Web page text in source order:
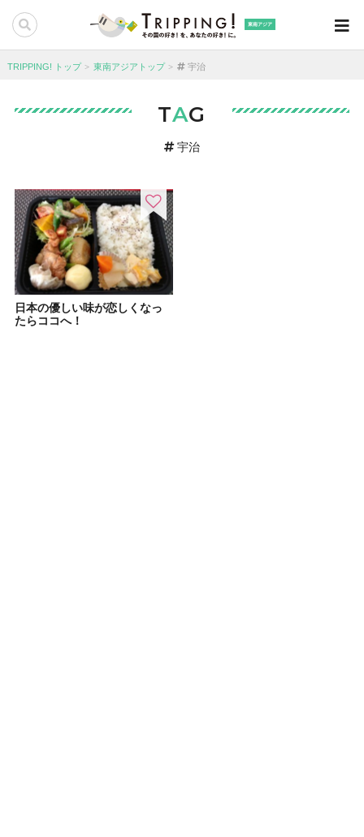
東南アジア
TRIPPING! トップ 東南アジアトップ 宇治
TAG
宇治
日本の優しい味が恋しくなっ
たらココへ！